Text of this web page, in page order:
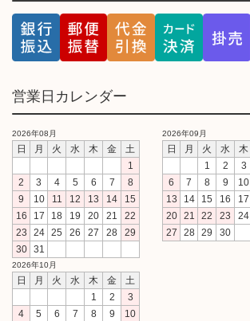
営業日カレンダー
2026年08月
日 月 火 水 木 金
土
1
2
3 4 5 6 7
8
9
10 11 12 13 14
15
16
17 18 19 20 21
22
23
24 25 26 27 28
29
30
31
2026年09月
日 月 火 水 木
1
2 3
6
7 8 9 10
13
14 15 16 17
20
21 22 23 24
27
28 29 30
2026年10月
日 月 火 水 木 金
土
1
2
3
4
5 6 7 8 9 10